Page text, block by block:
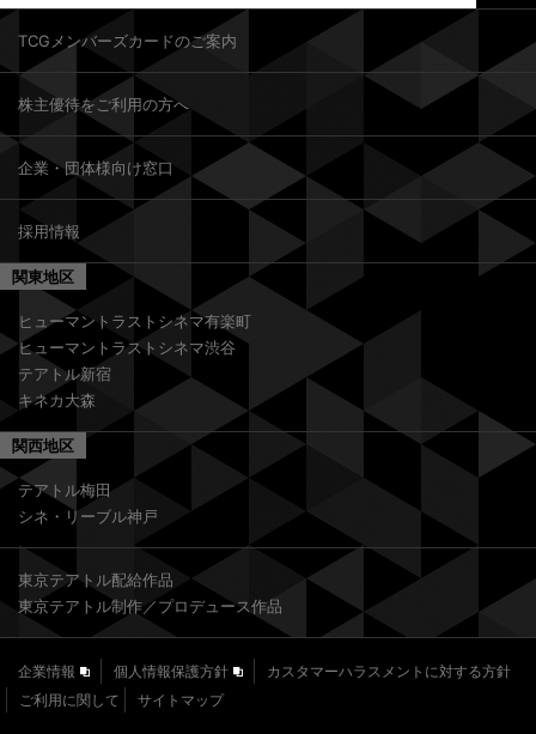
TCGメンバーズカードのご案内
株主優待をご利用の方へ
企業・団体様向け窓口
採用情報
関東地区
ヒューマントラストシネマ有楽町
ヒューマントラストシネマ渋谷
テアトル新宿
キネカ大森
関西地区
テアトル梅田
シネ・リーブル神戸
東京テアトル配給作品
東京テアトル制作／プロデュース作品
企業情報 個人情報保護方針
カスタマーハラスメントに対する方針
ご利用に関して
サイトマップ